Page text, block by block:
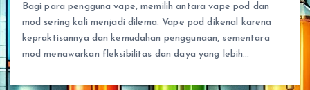
Bagi para pengguna vape, memilih antara vape pod dan
mod sering kali menjadi dilema. Vape pod dikenal karena
kepraktisannya dan kemudahan penggunaan, sementara
mod menawarkan fleksibilitas dan daya yang lebih…